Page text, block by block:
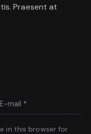
Praesent at
in this browser for